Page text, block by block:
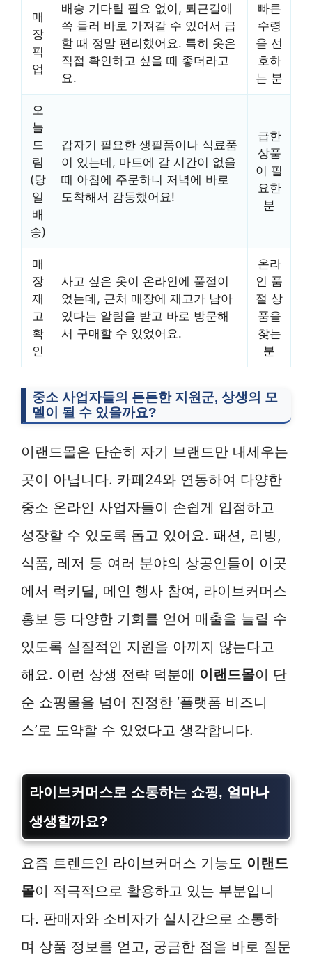
매
장
픽
업
배송 기다릴 필요 없이, 퇴근길에
쓱 들러 바로 가져갈 수 있어서 급
할 때 정말 편리했어요. 특히 옷은
직접 확인하고 싶을 때 좋더라고
요.
빠른
수령
을 선
호하
는 분
오
늘
드
림
(당
일
배
송)
갑자기 필요한 생필품이나 식료품
이 있는데, 마트에 갈 시간이 없을
때 아침에 주문하니 저녁에 바로
도착해서 감동했어요!
급한
상품
이 필
요한
분
매
장
재
고
확
인
사고 싶은 옷이 온라인에 품절이
었는데, 근처 매장에 재고가 남아
있다는 알림을 받고 바로 방문해
서 구매할 수 있었어요.
온라
인 품
절 상
품을
찾는
분
중소 사업자들의 든든한 지원군, 상생의 모
델이 될 수 있을까요?
이랜드몰은 단순히 자기 브랜드만 내세우는
곳이 아닙니다. 카페24와 연동하여 다양한
중소 온라인 사업자들이 손쉽게 입점하고
성장할 수 있도록 돕고 있어요. 패션, 리빙,
식품, 레저 등 여러 분야의 상공인들이 이곳
에서 럭키딜, 메인 행사 참여, 라이브커머스
홍보 등 다양한 기회를 얻어 매출을 늘릴 수
있도록 실질적인 지원을 아끼지 않는다고
해요. 이런 상생 전략 덕분에 이랜드몰이 단
순 쇼핑몰을 넘어 진정한 ‘플랫폼 비즈니
스’로 도약할 수 있었다고 생각합니다.
라이브커머스로 소통하는 쇼핑, 얼마나
생생할까요?
요즘 트렌드인 라이브커머스 기능도 이랜드
몰이 적극적으로 활용하고 있는 부분입니
다. 판매자와 소비자가 실시간으로 소통하
며 상품 정보를 얻고, 궁금한 점을 바로 질문